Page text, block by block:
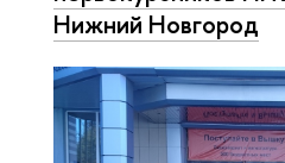
Нижний Новгород